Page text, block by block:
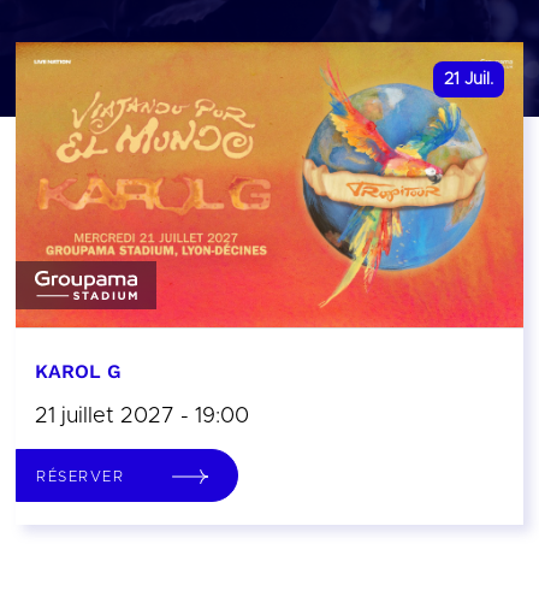
21 Juil.
KAROL G
21 juillet 2027 - 19:00
RÉSERVER